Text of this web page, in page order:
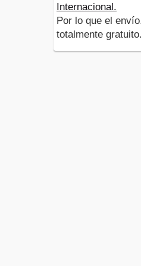
Internacional.
Por lo que el
totalmente gratuito.